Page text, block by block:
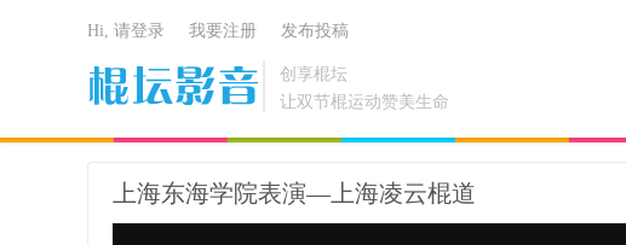
创享棍坛
让双节棍运动赞美生命
Hi, 请登录 我要注册 发布投稿
上海东海学院表演—上海凌云棍道